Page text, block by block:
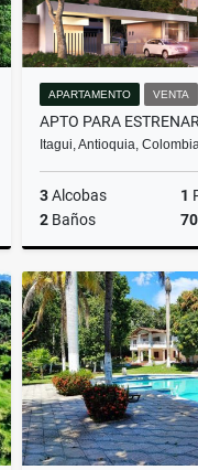
APARTAMENTO VENTA
Itagui, Antioquia,
3Alcobas 1
2 Baños 70